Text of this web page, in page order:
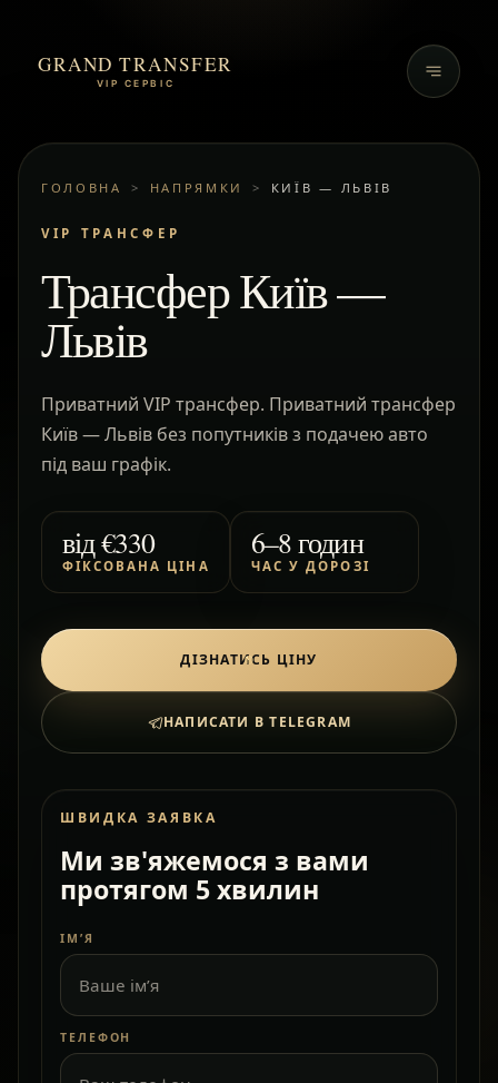
GRAND TRANSFER
VIP СЕРВІС
ГОЛОВНА > НАПРЯМКИ > КИЇВ — ЛЬВІВ
VIP ТРАНСФЕР
Трансфер Київ —
Львів
Приватний VIP трансфер. Приватний трансфер
Київ — Львів без попутників з подачею авто
під ваш графік.
від€330
ФІКСОВАНА ЦІНА
6–8 годин
ЧАС У ДОРОЗІ
ДІЗНАТИСЬ ЦІНУ
НАПИСАТИ В TELEGRAM
ШВИДКА ЗАЯВКА
Ми зв'яжемося з вами
протягом 5 хвилин
ІМ’Я
ТЕЛЕФОН